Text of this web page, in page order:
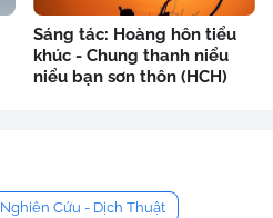
Sáng tác: Hoàng hôn tiểu
khúc - Chung thanh niểu
niểu bạn sơn thôn (HCH)
Nghiên Cứu - Dịch Thuật